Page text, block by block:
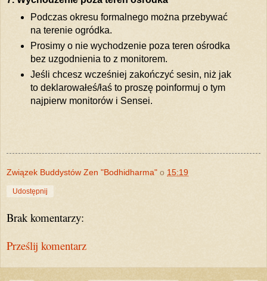
Podczas okresu formalnego można przebywać
na terenie ogródka.
Prosimy o nie wychodzenie poza teren ośrodka
bez uzgodnienia to z monitorem.
Jeśli chcesz wcześniej zakończyć sesin, niż jak
to deklarowałeś/łaś to proszę poinformuj o tym
najpierw monitorów i Sensei.
Związek Buddystów Zen "Bodhidharma" o 15:19
Udostępnij
Brak komentarzy:
Prześlij komentarz